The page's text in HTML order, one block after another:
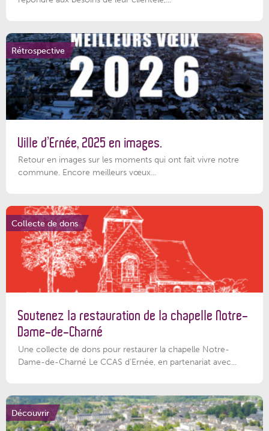
Rétrospective
Ville d’Ernée, 2025 en images.
Retour en images sur les moments qui ont fait vivre notre
commune. Encore meilleurs vœux...
Collecte de dons
Soutenez la restauration de la chapelle Notre-
Dame-de-Charné
Une collecte de dons pour restaurer la chapelle Notre-
Dame-de-Charné Le CCAS d’Ernée, en partenariat avec...
Découvrir